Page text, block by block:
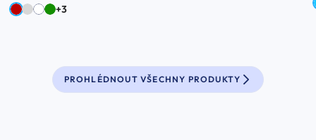
+3
PROHLÉDNOUT VŠECHNY PRODUKTY